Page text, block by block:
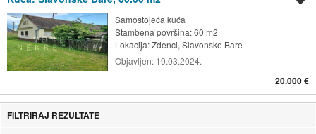
Samostojeća kuća
Stambena površina: 60 m2
Lokacija:Zdenci, Slavonske Bare
Objavljen: 19.03.2024.
20.000 €
FILTRIRAJ REZULTATE